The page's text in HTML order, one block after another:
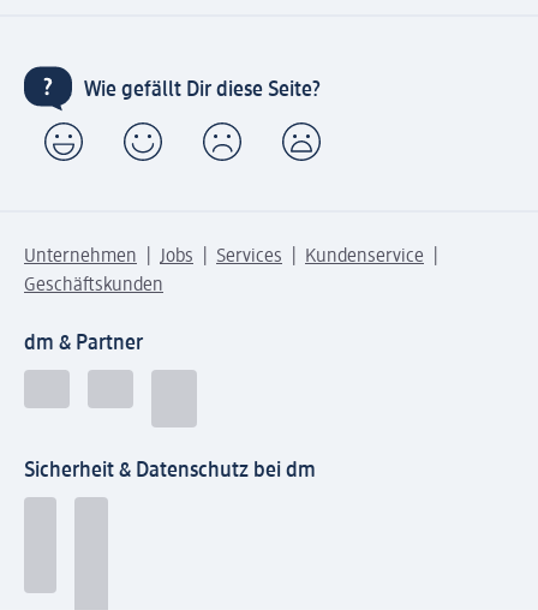
Wie gefällt Dir diese Seite?
Unternehmen Jobs Services
Kundenservice
Geschäftskunden
dm & Partner
Sicherheit & Datenschutz bei dm